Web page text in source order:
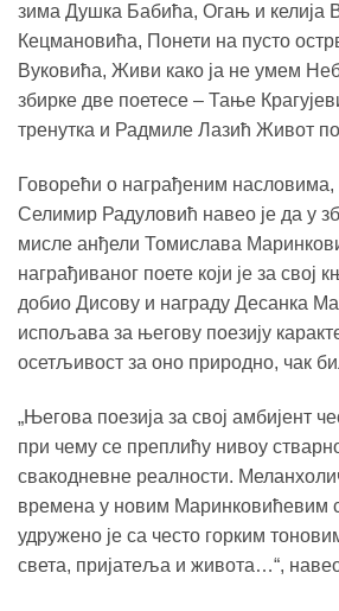
зима Душка Бабића, Огањ и келија
Кецмановића, Понети на пусто
Вуковића, Живи како ја не умем
збирке две поетесе – Тање
тренутка и Радмиле Лазић Живот
Говорећи о награђеним насловима,
Селимир Радуловић навео је да у
мисле анђели Томислава
награђиваног поете који је за свој
добио Дисову и награду Десанка
испољава за његову поезију
осетљивост за оно природно, чак
„Његова поезија за свој амбијент
при чему се преплићу нивоу
свакодневне реалности.
времена у новим Маринковићевим
удружено је са често горким
света, пријатеља и живота…“,